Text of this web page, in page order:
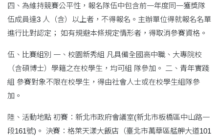
四、為維持競賽公平性，報名隊伍中包含前一年度同一獲獎隊
伍成員達3 人（含）以上者，不得報名。主辦單位得就報名名單
進行比對認定； 如有規避本條規定情形者，得取消參賽資格。
伍、比賽組別 一、校園新秀組 凡具備全國高中職、大專院校
（含碩博士）學籍之在校學生，均可組 隊參加。 二、青年實踐
組 參賽對象不限在校學生，得由社會人士或在校學生組隊參
加。
陸、活動地點 初賽：新北市政府會議室(新北市板橋區中山路一
段161號)。 決賽：格萊天漾大飯店（臺北市萬華區艋舺大道101